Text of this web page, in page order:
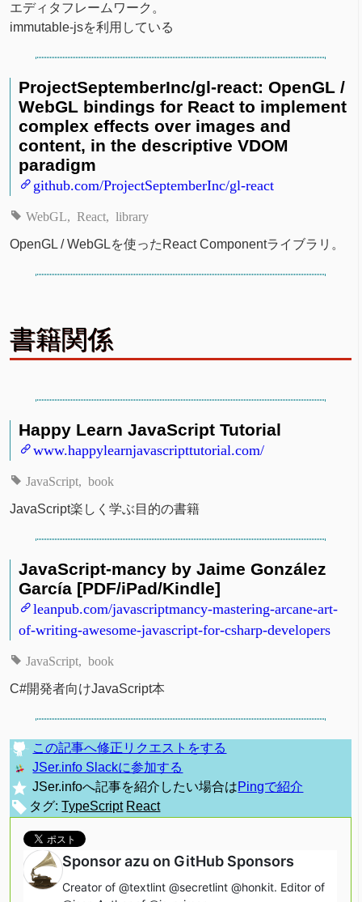
エディタフレームワーク。
immutable-jsを利用している
ProjectSeptemberInc/gl-react: OpenGL /
WebGL bindings for React to implement
complex effects over images and
content, in the descriptive VDOM
paradigm
github.com/ProjectSeptemberInc/gl-react
WebGL React library
OpenGL / WebGLを使ったReact Componentライブラリ。
書籍関係
Happy Learn JavaScript Tutorial
www.happylearnjavascripttutorial.com/
JavaScript book
JavaScript楽しく学ぶ目的の書籍
JavaScript-mancy by Jaime González
García [PDF/iPad/Kindle]
leanpub.com/javascriptmancy-mastering-arcane-art-
of-writing-awesome-javascript-for-csharp-developers
JavaScript book
C#開発者向けJavaScript本
この記事へ修正リクエストをする
JSer.info Slackに参加する
JSer.infoへ記事を紹介したい場合はPingで紹介
タグ: TypeScript React